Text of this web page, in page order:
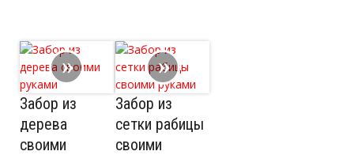
Забор из
дерева
своими
Забор из
сетки рабицы
своими